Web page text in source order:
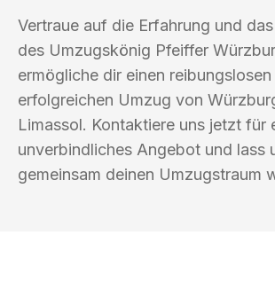
Vertraue auf die Erfahrung und
des Umzugskönig Pfeiffer
ermögliche dir einen reibungslosen
erfolgreichen Umzug von
Limassol. Kontaktiere uns jetzt für
unverbindliches Angebot und lass
gemeinsam deinen Umzugstraum